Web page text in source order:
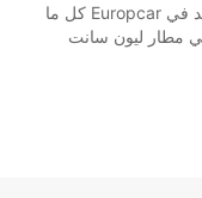
بغض النظر عن سبب السفر الخاص بك، ستجد في Europcar كل ما
مطار ليون سانت